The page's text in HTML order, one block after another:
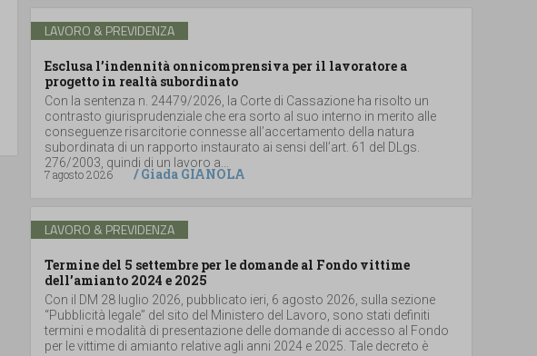
LAVORO & PREVIDENZA
Esclusa l’indennità onnicomprensiva per il lavoratore a
progetto in realtà subordinato
Con la sentenza n. 24479/2026, la Corte di Cassazione ha risolto un
contrasto giurisprudenziale che era sorto al suo interno in merito alle
conseguenze risarcitorie connesse all’accertamento della natura
subordinata di un rapporto instaurato ai sensi dell’art. 61 del DLgs.
276/2003, quindi di un lavoro a...
7 agosto 2026
/Giada GIANOLA
LAVORO & PREVIDENZA
Termine del 5 settembre per le domande al Fondo vittime
dell’amianto 2024 e 2025
Con il DM 28 luglio 2026, pubblicato ieri, 6 agosto 2026, sulla sezione
“Pubblicità legale” del sito del Ministero del Lavoro, sono stati definiti
termini e modalità di presentazione delle domande di accesso al Fondo
per le vittime di amianto relative agli anni 2024 e 2025. Tale decreto è